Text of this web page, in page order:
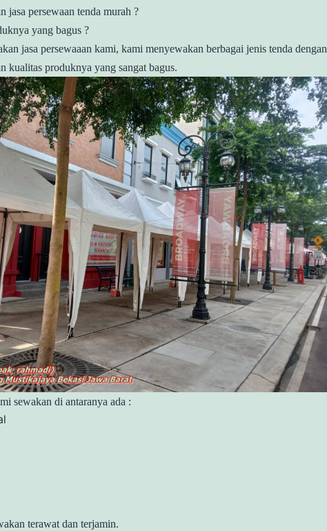
jasa persewaan tenda murah ?
yang bagus ?
jasa persewaaan kami, kami menyewakan berbagai jenis tenda dengan
kualitas produknya yang sangat bagus.
sewakan di antaranya ada :
terawat dan terjamin.